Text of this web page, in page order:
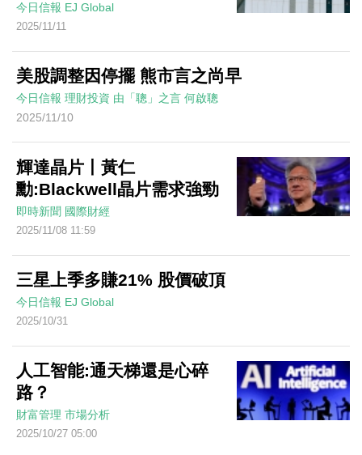
今日信報 EJ Global
2025/11/11
美股調整因停擺 熊市言之尚早
今日信報 理財投資 由「聰」之言 何啟聰
2025/11/10
輝達晶片丨黃仁
勳:Blackwell晶片需求強勁
即時新聞 國際財經
2025/11/08 11:59
三星上季多賺21% 股價破頂
今日信報 EJ Global
2025/10/31
人工智能:通天梯還是心碎
路？
財富管理 市場分析
2025/10/27 05:00